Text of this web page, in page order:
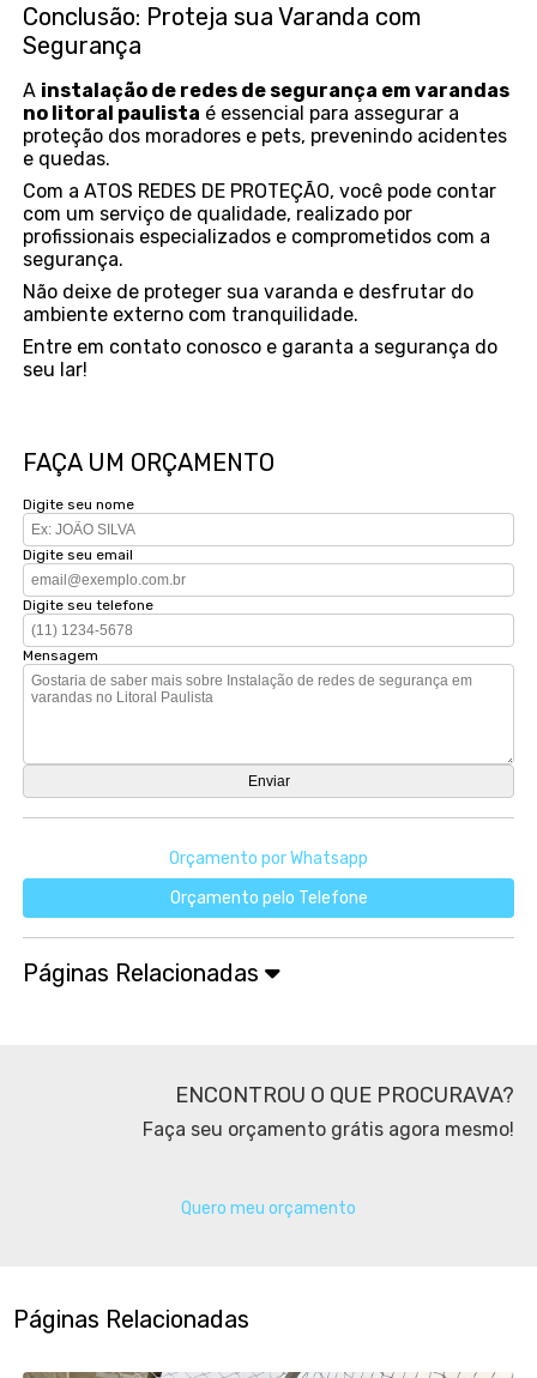
Conclusão: Proteja sua Varanda com
Segurança
A instalação de redes de segurança em varandas
no litoral paulista é essencial para assegurar a
proteção dos moradores e pets, prevenindo acidentes
e quedas.
Com a ATOS REDES DE PROTEÇÃO, você pode contar
com um serviço de qualidade, realizado por
profissionais especializados e comprometidos com a
segurança.
Não deixe de proteger sua varanda e desfrutar do
ambiente externo com tranquilidade.
Entre em contato conosco e garanta a segurança do
seu lar!
FAÇA UM ORÇAMENTO
Digite seu nome
Digite seu email
Digite seu telefone
Mensagem
Orçamento por Whatsapp
Orçamento pelo Telefone
Páginas Relacionadas
ENCONTROU O QUE PROCURAVA?
Faça seu orçamento grátis agora mesmo!
Quero meu orçamento
Páginas Relacionadas